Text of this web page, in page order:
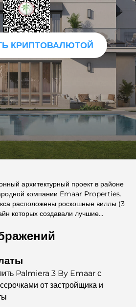
КРИПТОВАЛЮТОЙ
архитектурный проект в районе
компании Emaar Properties.
расположены роскошные виллы (3
которых создавали лучшие
опытом. Застройщик
инвесторам купить
новостройке Palmeira 3 с
стилях: Classic,
Виллы окружены каналами,
цветниками. В каждом
помещения для прислуги, гаража,
кухня. Площадь
Palmiera 3 By Emaar с
от застройщика и